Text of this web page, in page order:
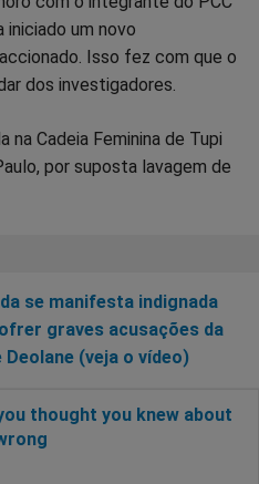
iniciado um novo
Isso fez com que o
dos investigadores.
Cadeia Feminina de Tupi
por suposta lavagem de
se manifesta indignada
graves acusações da
Deolane (veja o vídeo)